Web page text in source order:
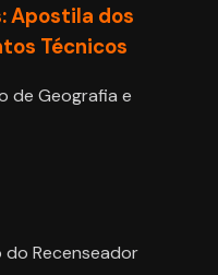
Apostila dos
Técnicos
de Geografia e
Recenseador